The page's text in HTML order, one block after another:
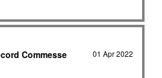
01 Apr 2022
Commesse